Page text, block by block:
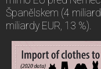
Španělskem (4
miliardy EUR, 13 %).